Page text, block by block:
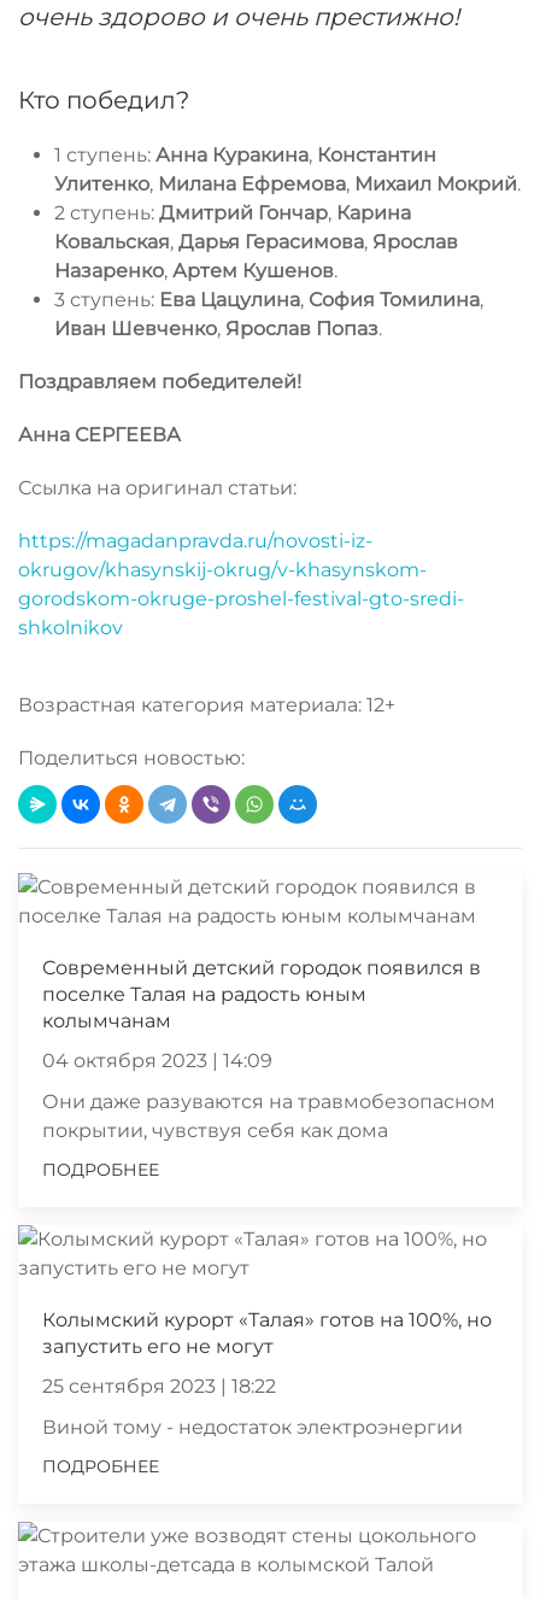
очень здорово и очень престижно!
Кто победил?
1 ступень: Анна Куракина, Константин
Улитенко, Милана Ефремова, Михаил Мокрий.
2 ступень: Дмитрий Гончар, Карина
Ковальская, Дарья Герасимова, Ярослав
Назаренко, Артем Кушенов.
3 ступень: Ева Цацулина, София Томилина,
Иван Шевченко, Ярослав Попаз.
Поздравляем победителей!
Анна СЕРГЕЕВА
Ссылка на оригинал статьи:
https://magadanpravda.ru/novosti-iz-
okrugov/khasynskij-okrug/v-khasynskom-
gorodskom-okruge-proshel-festival-gto-sredi-
shkolnikov
Возрастная категория материала: 12+
Поделиться новостью:
Современный детский городок появился в
поселке Талая на радость юным
колымчанам
04 октября 2023 | 14:09
Они даже разуваются на травмобезопасном
покрытии, чувствуя себя как дома
ПОДРОБНЕЕ
Колымский курорт «Талая» готов на 100%, но
запустить его не могут
25 сентября 2023 | 18:22
Виной тому - недостаток электроэнергии
ПОДРОБНЕЕ